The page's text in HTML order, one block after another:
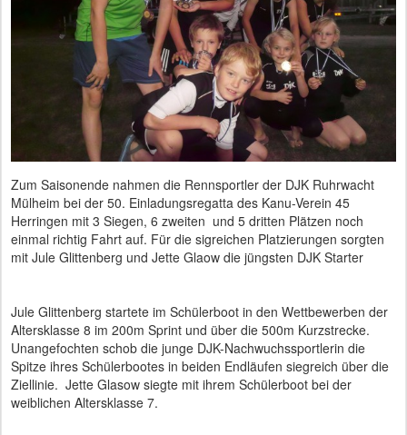
Zum Saisonende nahmen die Rennsportler der DJK Ruhrwacht
Mülheim bei der 50. Einladungsregatta des Kanu-Verein 45
Herringen mit 3 Siegen, 6 zweiten und 5 dritten Plätzen noch
einmal richtig Fahrt auf. Für die sigreichen Platzierungen sorgten
mit Jule Glittenberg und Jette Glaow die jüngsten DJK Starter
Jule Glittenberg startete im Schülerboot in den Wettbewerben der
Altersklasse 8 im 200m Sprint und über die 500m Kurzstrecke.
Unangefochten schob die junge DJK-Nachwuchssportlerin die
Spitze ihres Schülerbootes in beiden Endläufen siegreich über die
Ziellinie. Jette Glasow siegte mit ihrem Schülerboot bei der
weiblichen Altersklasse 7.